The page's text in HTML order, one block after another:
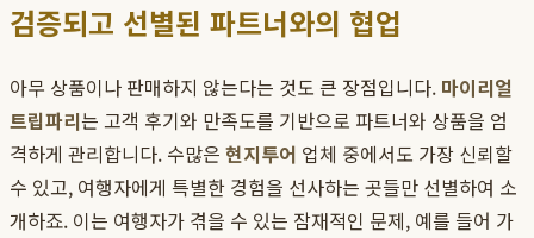
검증되고 선별된 파트너와의 협업
아무 상품이나 판매하지 않는다는 것도 큰 장점입니다. 마이리얼
트립파리는 고객 후기와 만족도를 기반으로 파트너와 상품을 엄
격하게 관리합니다. 수많은 현지투어 업체 중에서도 가장 신뢰할
수 있고, 여행자에게 특별한 경험을 선사하는 곳들만 선별하여 소
개하죠. 이는 여행자가 겪을 수 있는 잠재적인 문제, 예를 들어 가